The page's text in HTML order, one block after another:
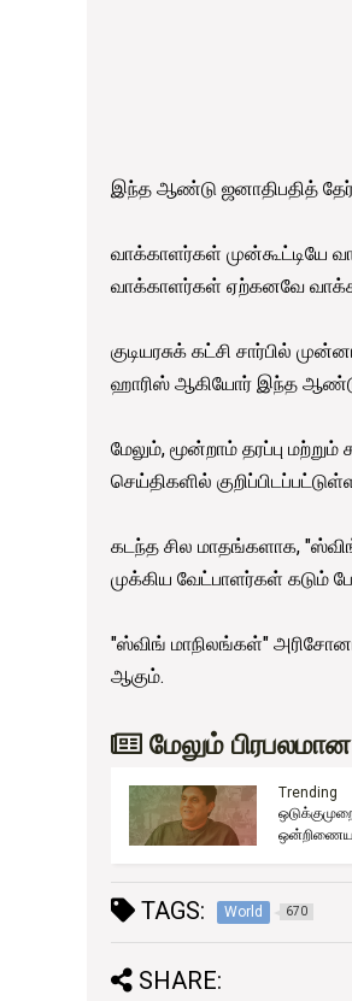
இந்த ஆண்டு ஜனாதிபதித்
வாக்காளர்கள் முன்கூட்டியே
வாக்காளர்கள் ஏற்கனவே
குடியரசுக் கட்சி சார்பில்
ஹாரிஸ் ஆகியோர் இந்த ஆண்டு
மேலும், மூன்றாம் தரப்பு
செய்திகளில்
கடந்த சில மாதங்களாக,
முக்கிய வேட்பாளர்கள் கடும்
"ஸ்விங் மாநிலங்கள்"
ஆகும்.
மேலும்
Trending
TAGS: World 670
SHARE: